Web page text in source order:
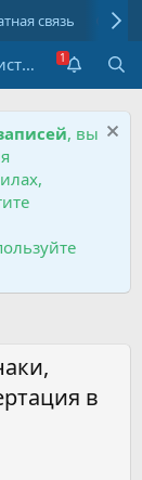
связь
, вы
в